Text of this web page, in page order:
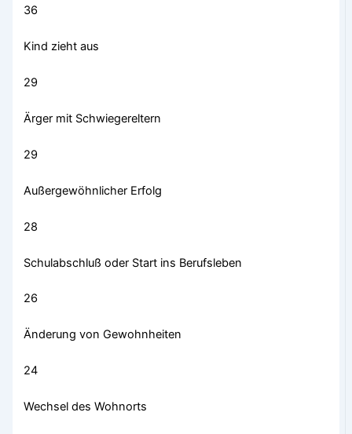
36
Kind zieht aus
29
Ärger mit Schwiegereltern
29
Außergewöhnlicher Erfolg
28
Schulabschluß oder Start ins Berufsleben
26
Änderung von Gewohnheiten
24
Wechsel des Wohnorts